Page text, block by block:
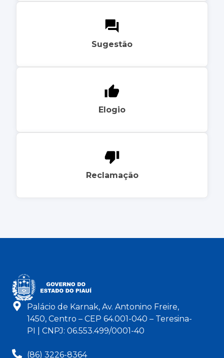
Sugestão
Elogio
Reclamação
Palácio de Karnak, Av. Antonino Freire,
1450, Centro – CEP 64.001-040 – Teresina-
PI | CNPJ: 06.553.499/0001-40
(86) 3226-8364